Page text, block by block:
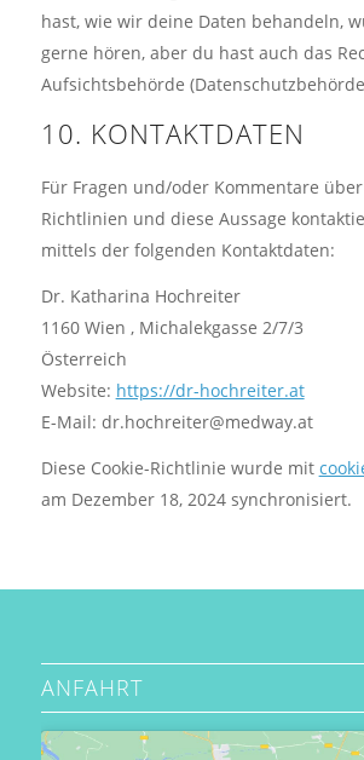
hast, wie wir deine Daten behandeln,
gerne hören, aber du hast auch das
Aufsichtsbehörde
10. KONTAKTDATEN
Für Fragen und/oder Kommentare
Richtlinien und diese Aussage
mittels der folgenden Kontaktdaten:
Dr. Katharina Hochreiter
1160 Wien , Michalekgasse 2/7/3
Österreich
Website: https://dr-hochreiter.at
E-Mail: dr.hochreiter@medway.at
Diese Cookie-Richtlinie wurde mit
am Dezember 18, 2024 synchronisiert.
ANFAHRT